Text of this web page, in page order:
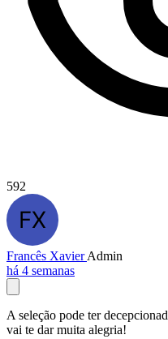
592
Francês XavierAdmin
há 4 semanas
A seleção pode ter
vai te dar muita alegria!